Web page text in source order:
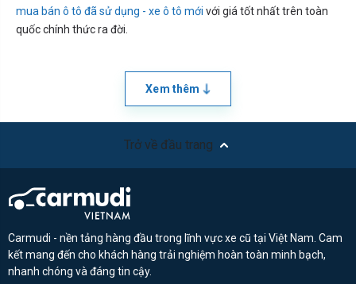
mua bán ô tô đã sử dụng - xe ô tô mới với giá tốt nhất trên toàn
quốc chính thức ra đời.
Xem thêm
Trở về đầu trang
Carmudi - nền tảng hàng đầu trong lĩnh vực xe cũ tại Việt Nam. Cam
kết mang đến cho khách hàng trải nghiệm hoàn toàn minh bạch,
nhanh chóng và đáng tin cậy.